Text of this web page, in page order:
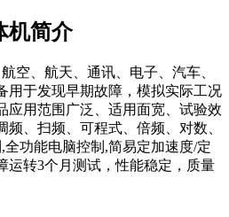
机简介
、航天、通讯、电子、汽车、
用于发现早期故障，模拟实际工况
应用范围广泛、适用面宽、试验效
、扫频、可程式、倍频、对数、
功能电脑控制,简易定加速度/定
运转3个月测试，性能稳定，质量